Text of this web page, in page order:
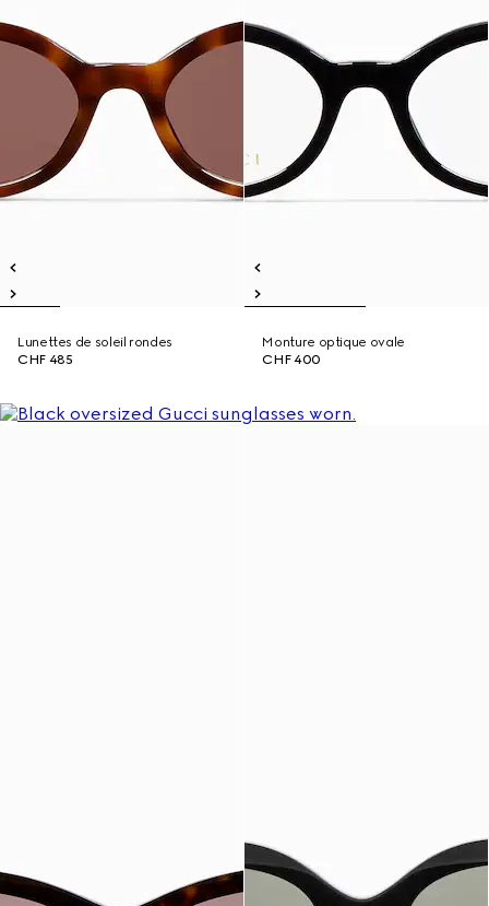
Lunettes de soleil rondes
CHF 485
Monture optique ovale
CHF 400